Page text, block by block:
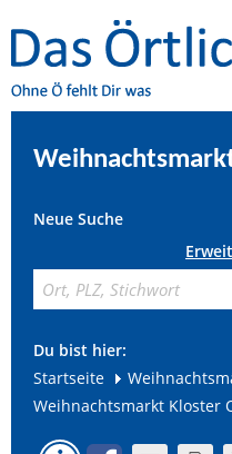
Neue Suche
Du bist hier:
Startseite
Weihnachtsmarkt Kloster